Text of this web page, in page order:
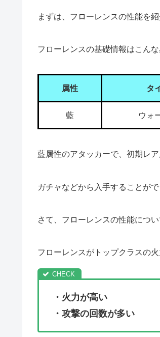
まずは、フローレンスの性能を紹
フローレンスの基礎情報はこんな
属性 タ
藍 ウォ
藍属性のアタッカーで、初期レ
ガチャなどから入手することがで
さて、フローレンスの性能につ
フローレンスがトップクラスの
・火力が高い
・攻撃の回数が多い